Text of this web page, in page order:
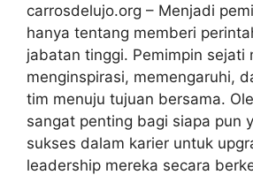
carrosdelujo.org – Menjadi
hanya tentang memberi
jabatan tinggi. Pemimpin sejati
menginspirasi, memengaruhi,
tim menuju tujuan bersama.
sangat penting bagi siapa pun
sukses dalam karier untuk
leadership mereka secara